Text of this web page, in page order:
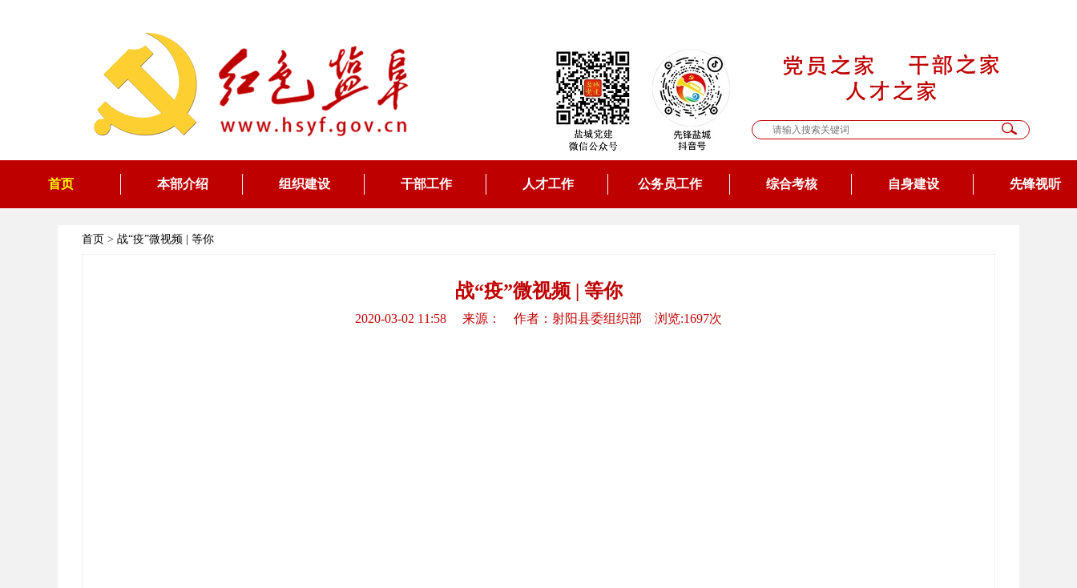
首页 本部介绍 组织建设 干部工作 人才工作 公务员工作 综合考核 自身建设 先锋视听
首页 > 战“疫”微视频 | 等你
战“疫”微视频 | 等你
2020-03-02 11:58 来源： 作者：射阳县委组织部 浏览:1697次